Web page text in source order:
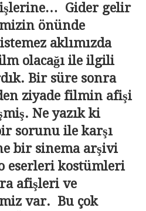
Gider gelir
önünde
aklımızda
olacağı ile ilgili
Bir süre sonra
ziyade filmin afişi
Ne yazık ki
sorunu ile karşı
bir sinema arşivi
eserleri kostümleri
afişleri ve
var. Bu çok